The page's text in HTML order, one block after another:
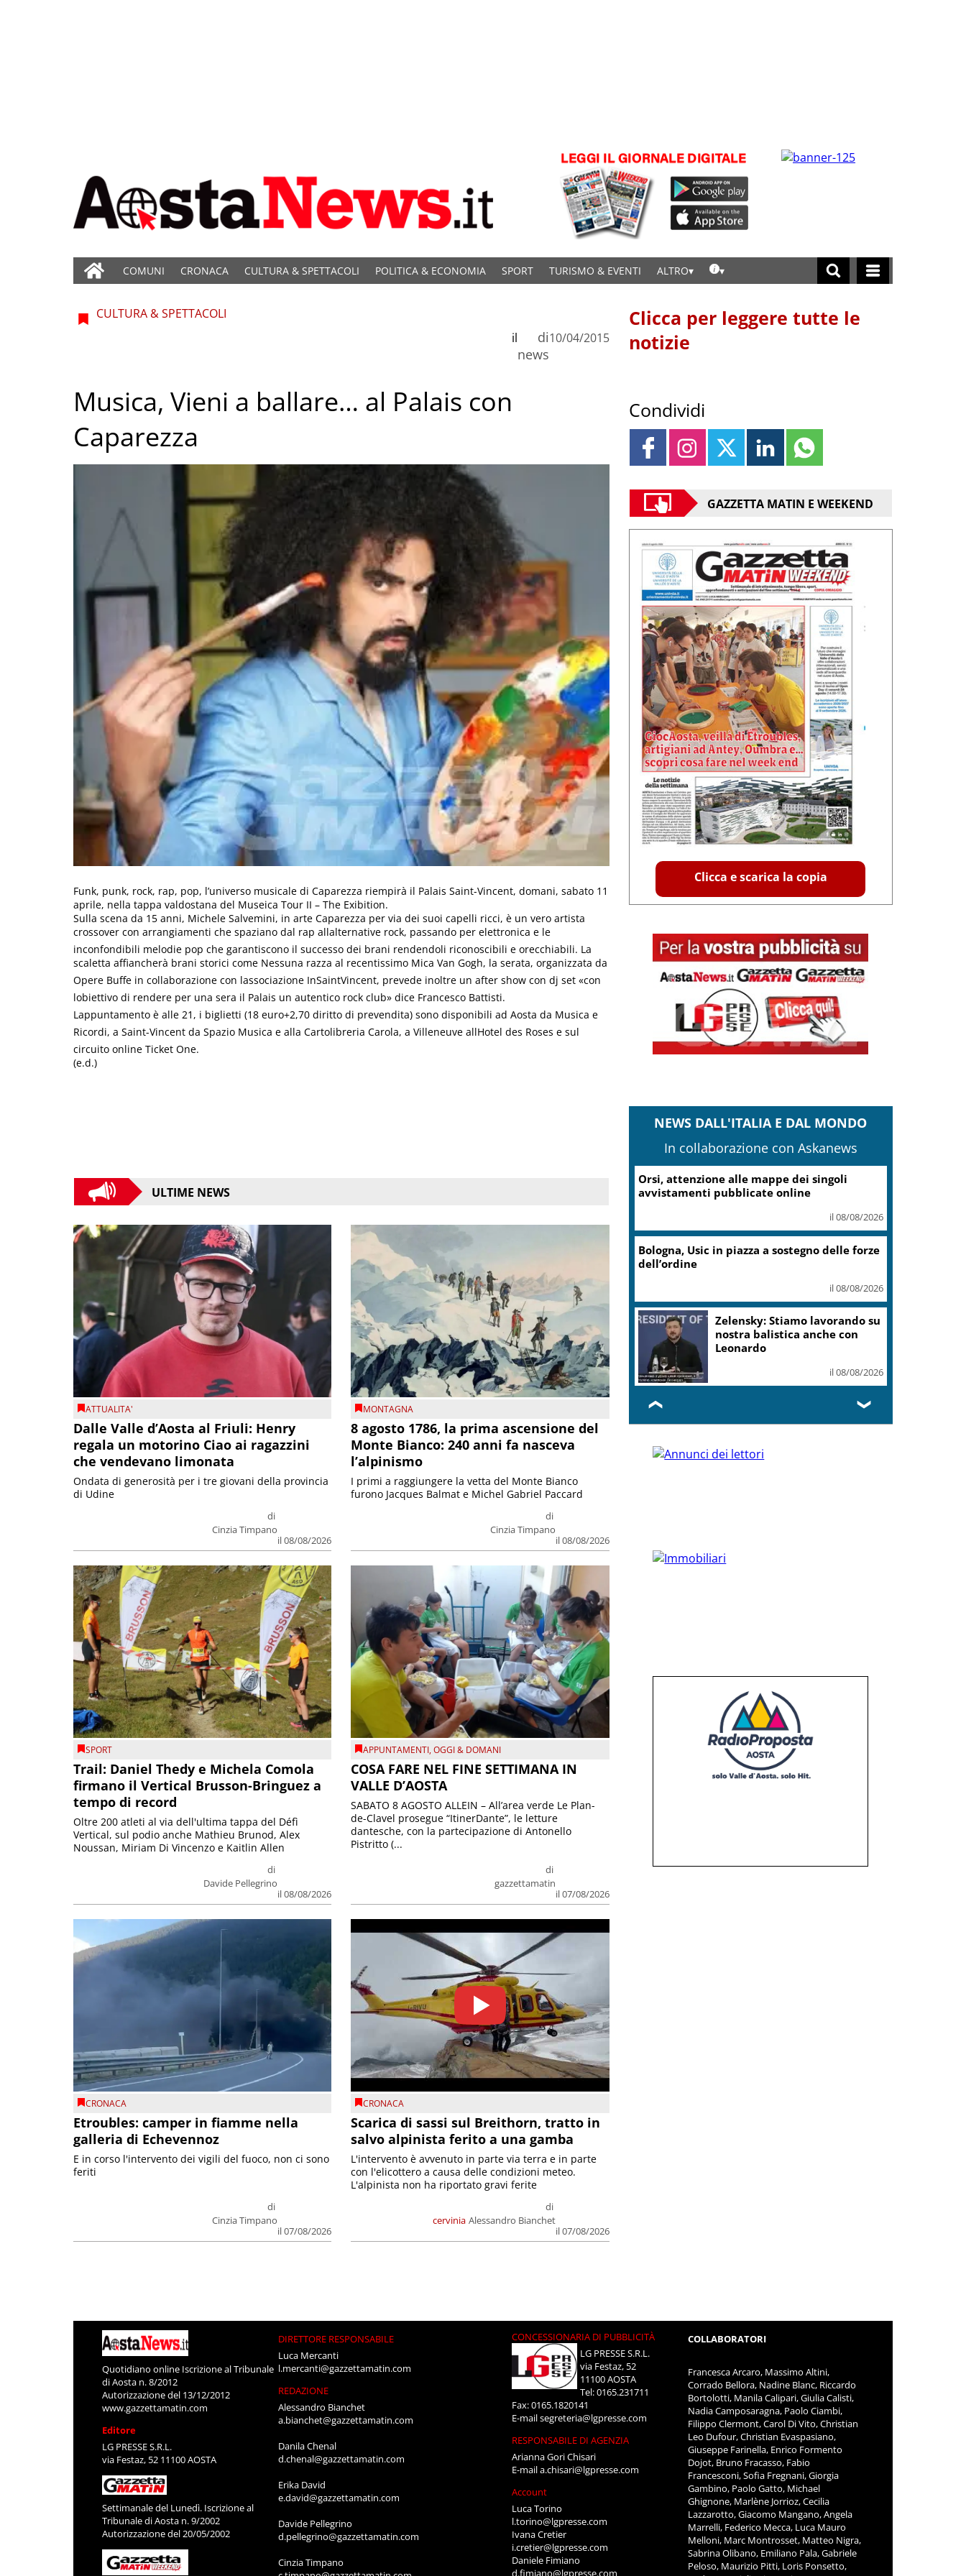
COMUNI CRONACA CULTURA & SPETTACOLI POLITICA & ECONOMIA SPORT TURISMO & EVENTI ALTRO
CULTURA & SPETTACOLI
di
news
il 10/04/2015
Musica, Vieni a ballare… al Palais con
Caparezza
Funk, punk, rock, rap, pop, l’universo musicale di Caparezza riempirà il Palais Saint-Vincent, domani, sabato 11
aprile, nella tappa valdostana del Museica Tour II – The Exibition.
Sulla scena da 15 anni, Michele Salvemini, in arte Caparezza per via dei suoi capelli ricci, è un vero artista
crossover con arrangiamenti che spaziano dal rap allalternative rock, passando per elettronica e le
inconfondibili melodie pop che garantiscono il successo dei brani rendendoli riconoscibili e orecchiabili. La
scaletta affiancherà brani storici come Nessuna razza al recentissimo Mica Van Gogh, la serata, organizzata da
Opere Buffe in collaborazione con lassociazione InSaintVincent, prevede inoltre un after show con dj set «con
lobiettivo di rendere per una sera il Palais un autentico rock club» dice Francesco Battisti.
Lappuntamento è alle 21, i biglietti (18 euro+2,70 diritto di prevendita) sono disponibili ad Aosta da Musica e
Ricordi, a Saint-Vincent da Spazio Musica e alla Cartolibreria Carola, a Villeneuve allHotel des Roses e sul
circuito online Ticket One.
(e.d.)
ULTIME NEWS
ATTUALITA'
Dalle Valle d’Aosta al Friuli: Henry
regala un motorino Ciao ai ragazzini
che vendevano limonata
di
Cinzia Timpano
il 08/08/2026
Ondata di generosità per i tre giovani della provincia
di Udine
MONTAGNA
8 agosto 1786, la prima ascensione del
Monte Bianco: 240 anni fa nasceva
l’alpinismo
di
Cinzia Timpano
il 08/08/2026
I primi a raggiungere la vetta del Monte Bianco
furono Jacques Balmat e Michel Gabriel Paccard
SPORT
Trail: Daniel Thedy e Michela Comola
firmano il Vertical Brusson-Bringuez a
tempo di record
di
Davide Pellegrino
il 08/08/2026
Oltre 200 atleti al via dell'ultima tappa del Défì
Vertical, sul podio anche Mathieu Brunod, Alex
Noussan, Miriam Di Vincenzo e Kaitlin Allen
APPUNTAMENTI,OGGI & DOMANI
COSA FARE NEL FINE SETTIMANA IN
VALLE D’AOSTA
di
gazzettamatin
il 07/08/2026
SABATO 8 AGOSTO ALLEIN – All’area verde Le Plan-
de-Clavel prosegue “ItinerDante”, le letture
dantesche, con la partecipazione di Antonello
Pistritto (...
CRONACA
Etroubles: camper in fiamme nella
galleria di Echevennoz
di
Cinzia Timpano
il 07/08/2026
E in corso l'intervento dei vigili del fuoco, non ci sono
feriti
CRONACA
Scarica di sassi sul Breithorn, tratto in
salvo alpinista ferito a una gamba
cervinia
di
Alessandro Bianchet
il 07/08/2026
L'intervento è avvenuto in parte via terra e in parte
con l'elicottero a causa delle condizioni meteo.
L'alpinista non ha riportato gravi ferite
Clicca per leggere tutte le
notizie
Condividi
GAZZETTA MATIN E WEEKEND
Clicca e scarica la copia
NEWS DALL'ITALIA E DAL MONDO
In collaborazione con Askanews
Orsi, attenzione alle mappe dei singoli
avvistamenti pubblicate online
il 08/08/2026
Bologna, Usic in piazza a sostegno delle forze
dell’ordine
il 08/08/2026
Zelensky: Stiamo lavorando su
nostra balistica anche con
Leonardo
il 08/08/2026
❮ ❯
Quotidiano online Iscrizione al Tribunale
di Aosta n. 8/2012
Autorizzazione del 13/12/2012
www.gazzettamatin.com
Editore
LG PRESSE S.R.L.
via Festaz, 52 11100 AOSTA
Settimanale del Lunedì. Iscrizione al
Tribunale di Aosta n. 9/2002
Autorizzazione del 20/05/2002
DIRETTORE RESPONSABILE
Luca Mercanti
l.mercanti@gazzettamatin.com
REDAZIONE
Alessandro Bianchet
a.bianchet@gazzettamatin.com
Danila Chenal
d.chenal@gazzettamatin.com
Erika David
e.david@gazzettamatin.com
Davide Pellegrino
d.pellegrino@gazzettamatin.com
Cinzia Timpano
CONCESSIONARIA DI PUBBLICITÀ
LG PRESSE S.R.L.
via Festaz, 52
11100 AOSTA
Tel: 0165.231711
Fax: 0165.1820141
E-mailsegreteria@lgpresse.com
RESPONSABILE DI AGENZIA
Arianna Gori Chisari
E-maila.chisari@lgpresse.com
Account
Luca Torino
l.torino@lgpresse.com
Ivana Cretier
i.cretier@lgpresse.com
Daniele Fimiano
d.fimiano@lgpresse.com
COLLABORATORI
Francesca Arcaro, Massimo Altini,
Corrado Bellora, Nadine Blanc, Riccardo
Bortolotti, Manila Calipari, Giulia Calisti,
Nadia Camposaragna, Paolo Ciambi,
Filippo Clermont, Carol Di Vito, Christian
Leo Dufour, Christian Evaspasiano,
Giuseppe Farinella, Enrico Formento
Dojot, Bruno Fracasso, Fabio
Francesconi, Sofia Fregnani, Giorgia
Gambino, Paolo Gatto, Michael
Ghignone, Marlène Jorrioz, Cecilia
Lazzarotto, Giacomo Mangano, Angela
Marrelli, Federico Mecca, Luca Mauro
Melloni, Marc Montrosset, Matteo Nigra,
Sabrina Olibano, Emiliano Pala, Gabriele
Peloso, Maurizio Pitti, Loris Ponsetto,